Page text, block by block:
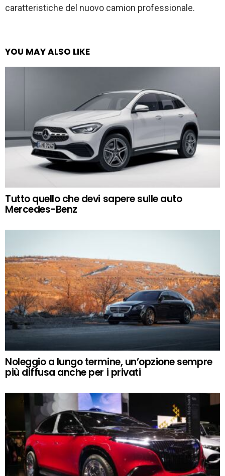
caratteristiche del nuovo camion professionale.
YOU MAY ALSO LIKE
Tutto quello che devi sapere sulle auto
Mercedes-Benz
Noleggio a lungo termine, un’opzione sempre
più diffusa anche per i privati